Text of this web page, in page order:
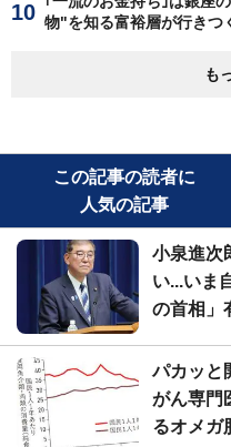
物"を知る富裕層が行きつ
も
この記事の読者に
人気の記事
小泉進次
い...いま
の首相」
パカッと
がん専門
るオメガ